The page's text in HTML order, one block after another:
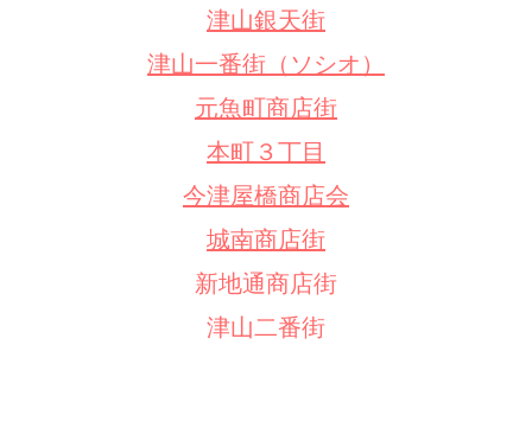
津山銀天街
津山一番街（ソシオ）
元魚町商店街
本町３丁目
今津屋橋商店会
城南商店街
新地通商店街
津山二番街